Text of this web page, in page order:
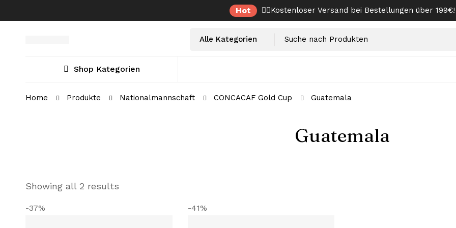
Hot ✌🏼Kostenloser Versand bei Bestellungen über 199€!
Select
Suche
Shop Kategorien
Home Produkte Nationalmannschaft CONCACAF Gold Cup Guatemala
Guatemala
Showing all 2 results
-37% -41%